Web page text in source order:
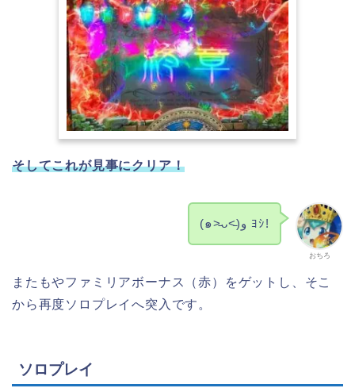
そしてこれが見事にクリア！
おちろ
(๑˃̵ᴗ˂̵)و ﾖｼ!
またもやファミリアボーナス（赤）をゲットし、そこ
から再度ソロプレイへ突入です。
ソロプレイ